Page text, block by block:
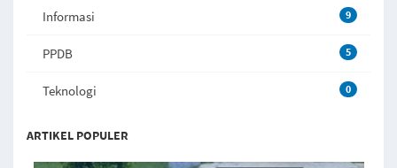
Informasi 9
PPDB 5
Teknologi 0
ARTIKEL POPULER